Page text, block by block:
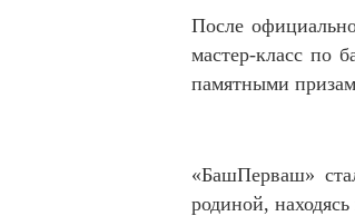
‎После
мастер-класс по
памятными
‎«БашПерваш»
родиной,